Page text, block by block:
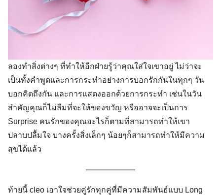
Search
ลองทำสิ่งต่างๆ ที่ทำให้อีกฝ่ายรู้ว่าคุณใส่ใจเขาอยู่ ไม่ว่าจะ
เป็นทั้งคำพูดและการกระทำอย่างการบอกรักกันในทุกๆ วัน
บอกคิดถึงกัน และการแสดงออกด้วยการกระทำ เช่นในวัน
สำคัญคุณก็ไม่ลืมที่จะให้ของขวัญ หรืออาจจะเป็นการ
Surprise คนรักของคุณอะไรก็ตามที่สามารถทำให้เขา
ปลาบปลื้มใจ บางครั้งสิ่งเล็กๆ น้อยๆก็สามารถทำให้มีความ
สุขได้แล้ว
ท้ายนี้ cleo เอาใจช่วยคู่รักทุกคู่ที่มีความสัมพันธ์แบบ Long